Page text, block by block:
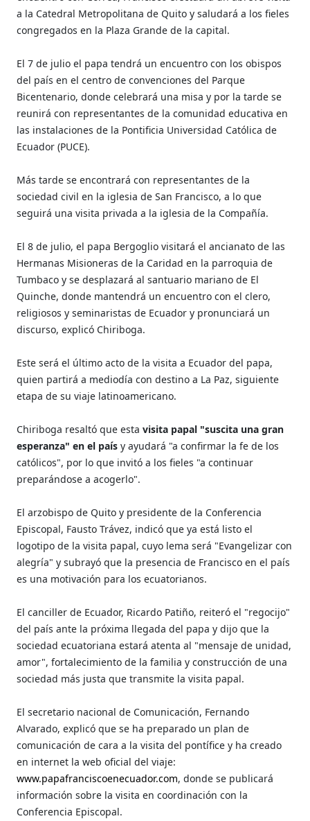
a la Catedral Metropolitana de Quito y saludará a los fieles
congregados en la Plaza Grande de la capital.
El 7 de julio el papa tendrá un encuentro con los obispos
del país en el centro de convenciones del Parque
Bicentenario, donde celebrará una misa y por la tarde se
reunirá con representantes de la comunidad educativa en
las instalaciones de la Pontificia Universidad Católica de
Ecuador (PUCE).
Más tarde se encontrará con representantes de la
sociedad civil en la iglesia de San Francisco, a lo que
seguirá una visita privada a la iglesia de la Compañía.
El 8 de julio, el papa Bergoglio visitará el ancianato de las
Hermanas Misioneras de la Caridad en la parroquia de
Tumbaco y se desplazará al santuario mariano de El
Quinche, donde mantendrá un encuentro con el clero,
religiosos y seminaristas de Ecuador y pronunciará un
discurso, explicó Chiriboga.
Este será el último acto de la visita a Ecuador del papa,
quien partirá a mediodía con destino a La Paz, siguiente
etapa de su viaje latinoamericano.
Chiriboga resaltó que esta visita papal "suscita una gran
esperanza" en el país y ayudará "a confirmar la fe de los
católicos", por lo que invitó a los fieles "a continuar
preparándose a acogerlo".
El arzobispo de Quito y presidente de la Conferencia
Episcopal, Fausto Trávez, indicó que ya está listo el
logotipo de la visita papal, cuyo lema será "Evangelizar con
alegría" y subrayó que la presencia de Francisco en el país
es una motivación para los ecuatorianos.
El canciller de Ecuador, Ricardo Patiño, reiteró el "regocijo"
del país ante la próxima llegada del papa y dijo que la
sociedad ecuatoriana estará atenta al "mensaje de unidad,
amor", fortalecimiento de la familia y construcción de una
sociedad más justa que transmite la visita papal.
El secretario nacional de Comunicación, Fernando
Alvarado, explicó que se ha preparado un plan de
comunicación de cara a la visita del pontífice y ha creado
en internet la web oficial del viaje:
www.papafranciscoenecuador.com, donde se publicará
información sobre la visita en coordinación con la
Conferencia Episcopal.